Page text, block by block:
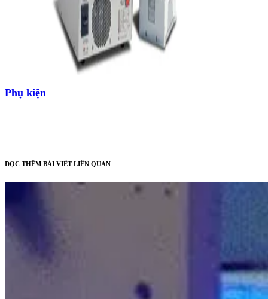
Phụ kiện
ĐỌC THÊM BÀI VIẾT LIÊN QUAN